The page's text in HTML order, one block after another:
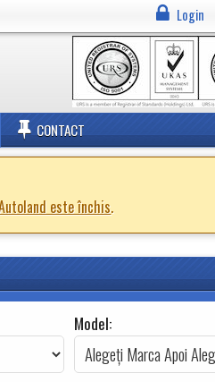
Login
CONTACT
este închis.
Model: